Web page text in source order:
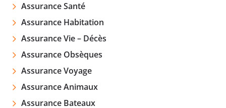
Assurance Santé
Assurance Habitation
Assurance Vie – Décès
Assurance Obsèques
Assurance Voyage
Assurance Animaux
Assurance Bateaux